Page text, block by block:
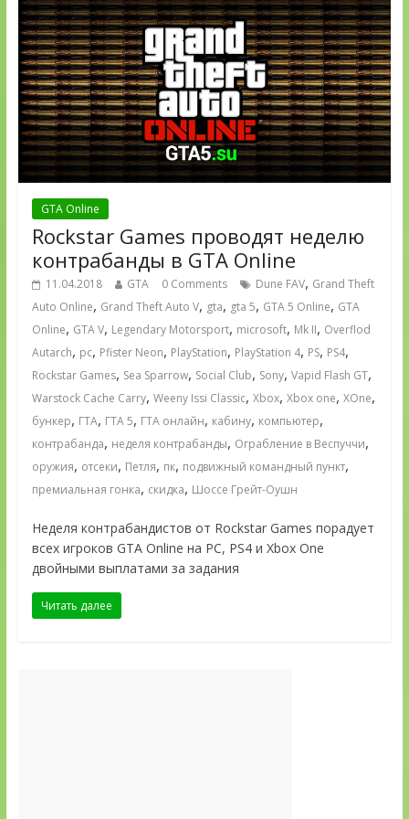
GTA Online
Rockstar Games проводят неделю
контрабанды в GTA Online
11.04.2018 GTA 0 Comments Dune FAV, Grand Theft
Auto Online, Grand Theft Auto V, gta, gta 5, GTA 5 Online, GTA
Online, GTA V, Legendary Motorsport, microsoft, Mk II, Overflod
Autarch, pc, Pfister Neon, PlayStation, PlayStation 4, PS, PS4,
Rockstar Games, Sea Sparrow, Social Club, Sony, Vapid Flash GT,
Warstock Cache Carry, Weeny Issi Classic, Xbox, Xbox one, XOne,
бункер, ГТА, ГТА 5, ГТА онлайн, кабину, компьютер,
контрабанда, неделя контрабанды, Ограбление в Веспуччи,
оружия, отсеки, Петля, пк, подвижный командный пункт,
премиальная гонка, скидка, Шоссе Грейт-Оушн
Неделя контрабандистов от Rockstar Games порадует
всех игроков GTA Online на PC, PS4 и Xbox One
двойными выплатами за задания
Читать далее